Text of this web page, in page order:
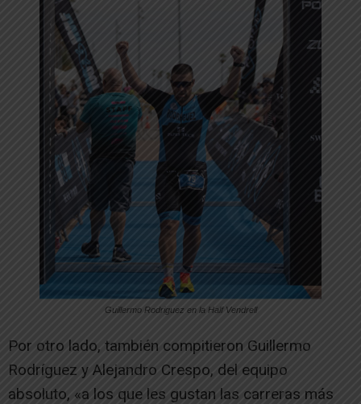
Guillermo Rodriguez en la Half Vendrell
Por otro lado, también compitieron Guillermo
Rodríguez y Alejandro Crespo, del equipo
absoluto, «a los que les gustan las carreras más